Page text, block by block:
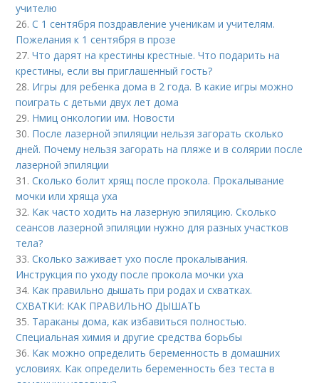
учителю
26.С 1 сентября поздравление ученикам и учителям.
Пожелания к 1 сентября в прозе
27.Что дарят на крестины крестные. Что подарить на
крестины, если вы приглашенный гость?
28. Игры для ребенка дома в 2 года. В какие игры можно
поиграть с детьми двух лет дома
29. Нмиц онкологии им. Новости
30. После лазерной эпиляции нельзя загорать сколько
дней. Почему нельзя загорать на пляже и в солярии после
лазерной эпиляции
31.Сколько болит хрящ после прокола. Прокалывание
мочки или хряща уха
32. Как часто ходить на лазерную эпиляцию. Сколько
сеансов лазерной эпиляции нужно для разных участков
тела?
33.Сколько заживает ухо после прокалывания.
Инструкция по уходу после прокола мочки уха
34. Как правильно дышать при родах и схватках.
СХВАТКИ: КАК ПРАВИЛЬНО ДЫШАТЬ
35. Тараканы дома, как избавиться полностью.
Специальная химия и другие средства борьбы
36. Как можно определить беременность в домашних
условиях. Как определить беременность без теста в